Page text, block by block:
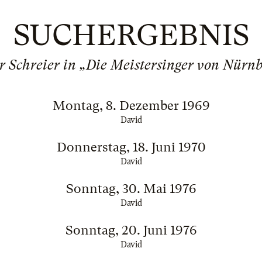
SUCHERGEBNIS
Schreier in „Die Meistersinger von
Montag, 8. Dezember 1969
David
Donnerstag, 18. Juni 1970
David
Sonntag, 30. Mai 1976
David
Sonntag, 20. Juni 1976
David